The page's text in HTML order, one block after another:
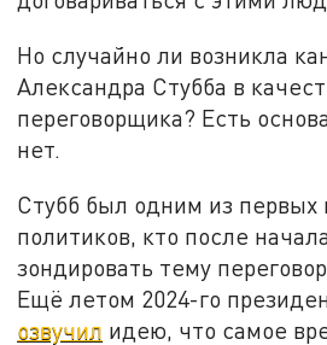
Но случайно ли возникла
Александра Стубба в
переговорщика? Есть
нет.
Стубб был одним из первых
политиков, кто после
зондировать тему
Ещё летом 2024-го
озвучил идею, что самое